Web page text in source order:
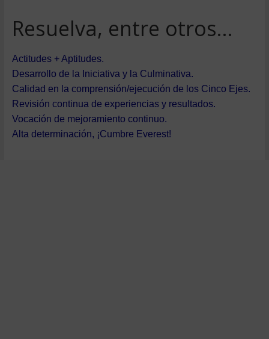
Resuelva, entre otros…
Actitudes + Aptitudes.
Desarrollo de la Iniciativa y la Culminativa.
Calidad en la comprensión/ejecución de los Cinco Ejes.
Revisión continua de experiencias y resultados.
Vocación de mejoramiento continuo.
Alta determinación, ¡Cumbre Everest!